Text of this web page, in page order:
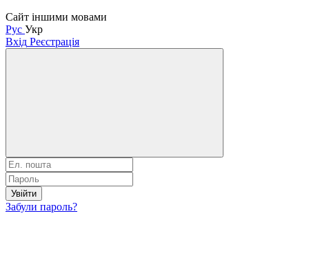
Сайт іншими мовами
Рус Укр
Вхід Реєстрація
Увійти
Забули пароль?